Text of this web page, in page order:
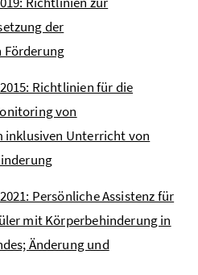
der
Förderung
Richtlinien für die
von
Unterricht von
Persönliche Assistenz für
mit Körperbehinderung in
Änderung und